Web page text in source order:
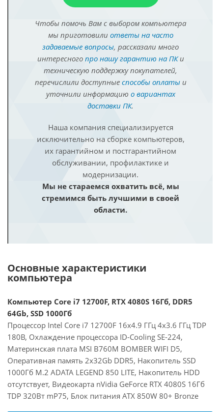
Чтобы помочь Вам с выбором компьютера
мы приготовили ответы на часто
задаваемые вопросы, рассказали много
интересного про нашу гарантию на ПКи
техническую поддержку покупателей,
перечислили доступные способы оплатыи
уточнили информацию о вариантах
доставки ПК.
Наша компания специализируется
исключительно на сборке компьютеров,
их гарантийном и постгарантийном
обслуживании, профилактике и
модернизации.
Мы не стараемся охватить всё, мы
стремимся быть лучшими в своей
области.
Основные характеристики
компьютера
Компьютер Core i7 12700F, RTX 4080S 16Гб, DDR5
64Gb, SSD 1000Гб
Процессор Intel Core i7 12700F 16x4.9 ГГц 4x3.6 ГГц TDP
180В, Охлаждение процессора ID-Cooling SE-224,
Материнская плата MSI B760M BOMBER WIFI D5,
Оперативная память 2x32Gb DDR5, Накопитель SSD
1000Гб M.2 ADATA LEGEND 850 LITE, Накопитель HDD
отсутствует, Видеокарта nVidia GeForce RTX 4080S 16Гб
TDP 320Вт mP75, Блок питания ATX 850W 80+ Bronze